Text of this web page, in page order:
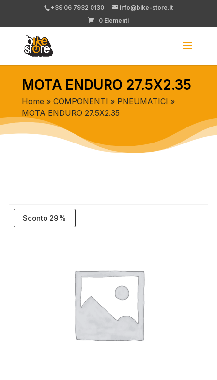
+39 06 7932 0130
info@bike-store.it
0 Elementi
MOTA ENDURO 27.5X2.35
Home » COMPONENTI » PNEUMATICI »
MOTA ENDURO 27.5X2.35
Sconto 29%